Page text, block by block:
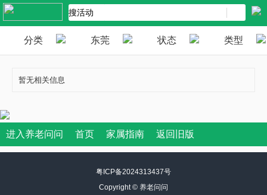
分类 东莞 状态 类型
暂无相关信息
进入养老问问 首页 家属指南 返回旧版
粤ICP备2024313437号
Copyright © 养老问问